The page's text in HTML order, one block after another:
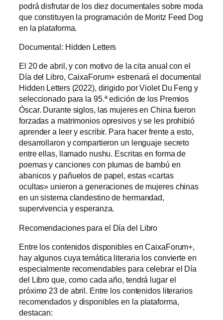
podrá disfrutar de los diez documentales sobre moda
que constituyen la programación de Moritz Feed Dog
en la plataforma.
Documental: Hidden Letters
El 20 de abril, y con motivo de la cita anual con el
Día del Libro, CaixaForum+ estrenará el documental
Hidden Letters (2022), dirigido por Violet Du Feng y
seleccionado para la 95.ª edición de los Premios
Óscar. Durante siglos, las mujeres en China fueron
forzadas a matrimonios opresivos y se les prohibió
aprender a leer y escribir. Para hacer frente a esto,
desarrollaron y compartieron un lenguaje secreto
entre ellas, llamado nushu. Escritas en forma de
poemas y canciones con plumas de bambú en
abanicos y pañuelos de papel, estas «cartas
ocultas» unieron a generaciones de mujeres chinas
en un sistema clandestino de hermandad,
supervivencia y esperanza.
Recomendaciones para el Día del Libro
Entre los contenidos disponibles en CaixaForum+,
hay algunos cuya temática literaria los convierte en
especialmente recomendables para celebrar el Día
del Libro que, como cada año, tendrá lugar el
próximo 23 de abril. Entre los contenidos literarios
recomendados y disponibles en la plataforma,
destacan: